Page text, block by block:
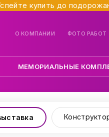
купить до
О КОМПАНИИ ФОТО РАБОТ
МЕМОРИАЛЬНЫЕ